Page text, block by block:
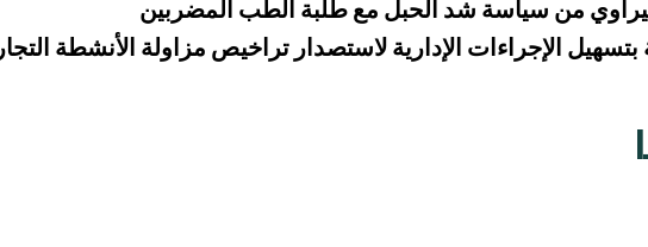
من سياسة شد الحبل مع طلبة الطب المضربين
الإجراءات الإدارية لاستصدار تراخيص مزاولة الأنشطة